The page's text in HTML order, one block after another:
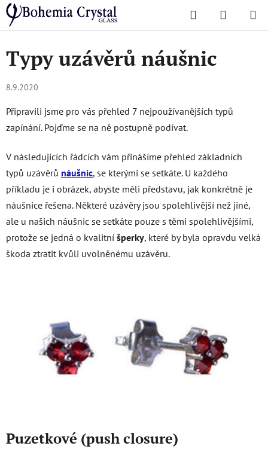
Přejít
na
obsah
Hledat
KOŠÍK
Domů
/ O skle Typy uzávěrů náušnic
Typy uzávěrů náušnic
8.9.2020
Připravili jsme pro vás přehled 7 nejpoužívanějších typů
zapínání. Pojďme se na ně postupně podívat.
V následujících řádcích vám přinášíme přehled základních
typů uzávěrů náušnic, se kterými se setkáte. U každého
příkladu je i obrázek, abyste měli představu, jak konkrétně je
náušnice řešena. Některé uzávěry jsou spolehlivější než jiné,
ale u našich náušnic se setkáte pouze s těmi spolehlivějšími,
protože se jedná o kvalitní šperky, které by byla opravdu velká
škoda ztratit kvůli uvolněnému uzávěru.
Puzetkové (push closure)